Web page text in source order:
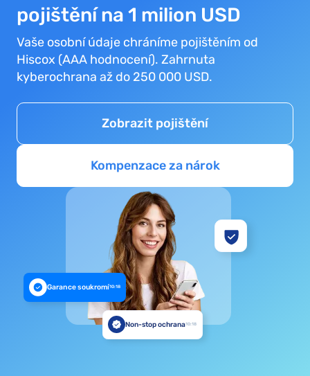
pojištění na 1 milion USD
Vaše osobní údaje chráníme pojištěním od
Hiscox (AAA hodnocení). Zahrnuta
kyberochrana až do 250 000 USD.
Zobrazit pojištění
Kompenzace za nárok
Garance soukromí10:18
Non-stop ochrana10:18